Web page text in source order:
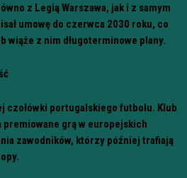
z Legią Warszawa, jak i z samym
umowę do czerwca 2030 roku, co
wiąże z nim długoterminowe plany.
czołówki portugalskiego futbolu. Klub
grą w europejskich
zawodników, którzy później trafiają